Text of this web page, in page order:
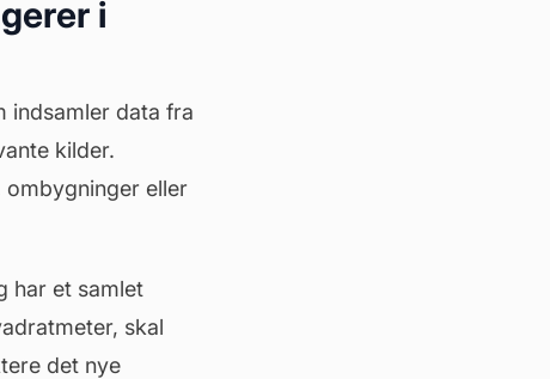
i
indsamler data fra
kilder.
eller
har et samlet
skal
det nye